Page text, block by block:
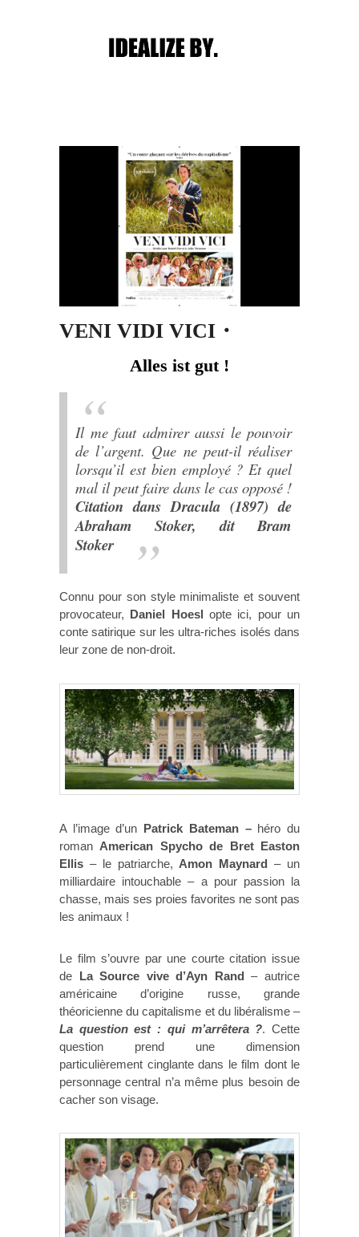
Post navigation
VENI VIDI VICI・
Alles ist gut !
Il me faut admirer aussi le pouvoir
de l’argent. Que ne peut-il réaliser
lorsqu’il est bien employé ? Et quel
mal il peut faire dans le cas opposé !
Citation dans Dracula (1897) de
Abraham Stoker, dit Bram
Stoker
Connu pour son style minimaliste et souvent
provocateur,
Daniel Hoesl
opte ici, pour un
conte satirique sur les ultra-riches isolés dans
leur zone de non-droit.
A l’image d’un Patrick Bateman –héro du
roman American Spycho de Bret Easton
Ellis – le patriarche, Amon Maynard – un
milliardaire intouchable – a pour passion la
chasse, mais ses proies favorites ne sont pas
les animaux !
Le film s’ouvre par une courte citation issue
de La Source vive d’Ayn Rand – autrice
américaine d’origine russe, grande
théoricienne du capitalisme et du libéralisme –
La question est : qui m’arrêtera ?. Cette
question prend une dimension
particulièrement cinglante dans le film dont le
personnage central n’a même plus besoin de
cacher son visage.